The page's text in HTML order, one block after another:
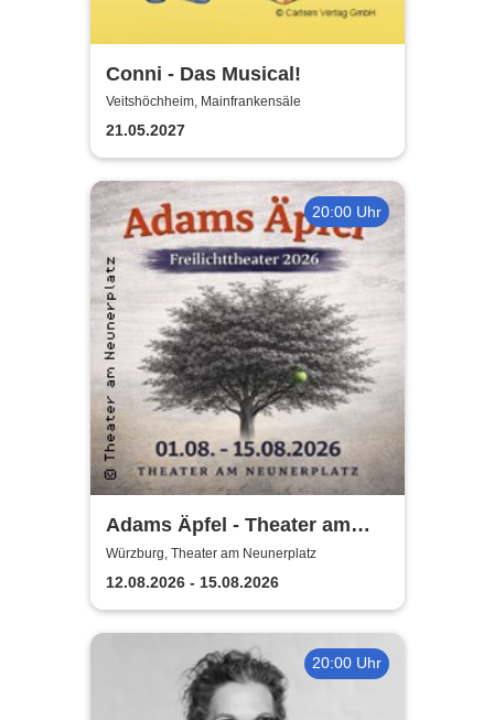
Conni - Das Musical!
Veitshöchheim, Mainfrankensäle
21.05.2027
20:00 Uhr
Adams Äpfel - Theater am
Neunerplatz Würzburg
Würzburg, Theater am Neunerplatz
12.08.2026 - 15.08.2026
20:00 Uhr